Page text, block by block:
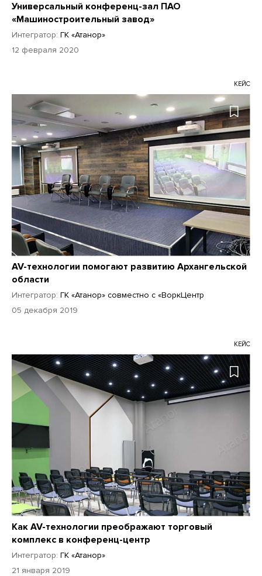
Универсальный конференц-зал ПАО
«Машиностроительный завод»
Интегратор: ГК «Атанор»
12 февраля 2020
КЕЙС
AV-технологии помогают развитию Архангельской
области
Интегратор: ГК «Атанор» совместно с «ВоркЦентр
05 декабря 2019
КЕЙС
Как AV-технологии преображают торговый
комплекс в конференц-центр
Интегратор: ГК «Атанор»
21 января 2019